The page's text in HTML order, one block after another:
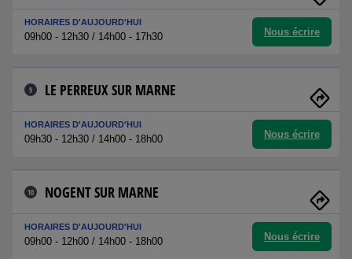
HORAIRES D'AUJOURD'HUI
09h00 - 12h30 / 14h00 - 17h30 Nous écrire
9 LE PERREUX SUR MARNE
HORAIRES D'AUJOURD'HUI
09h30 - 12h30 / 14h00 - 18h00 Nous écrire
10 NOGENT SUR MARNE
HORAIRES D'AUJOURD'HUI
09h00 - 12h00 / 14h00 - 18h00 Nous écrire